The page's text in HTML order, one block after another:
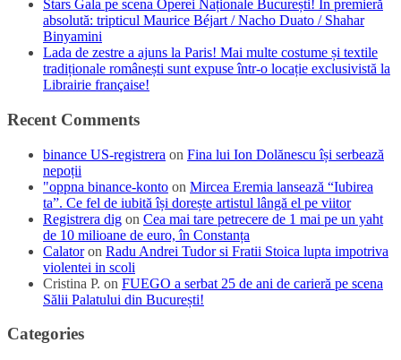
Stars Gala pe scena Operei Naționale București! În premieră
absolută: tripticul Maurice Béjart / Nacho Duato / Shahar
Binyamini
Lada de zestre a ajuns la Paris! Mai multe costume și textile
tradiționale românești sunt expuse într-o locație exclusivistă la
Librairie française!
Recent Comments
binance US-registrera on Fina lui Ion Dolănescu își serbează
nepoții
"oppna binance-konto on Mircea Eremia lansează “Iubirea
ta”. Ce fel de iubită își dorește artistul lângă el pe viitor
Registrera dig on Cea mai tare petrecere de 1 mai pe un yaht
de 10 milioane de euro, în Constanța
Calatoron Radu Andrei Tudor si Fratii Stoica lupta impotriva
violentei in scoli
Cristina P. on FUEGO a serbat 25 de ani de carieră pe scena
Sălii Palatului din București!
Categories